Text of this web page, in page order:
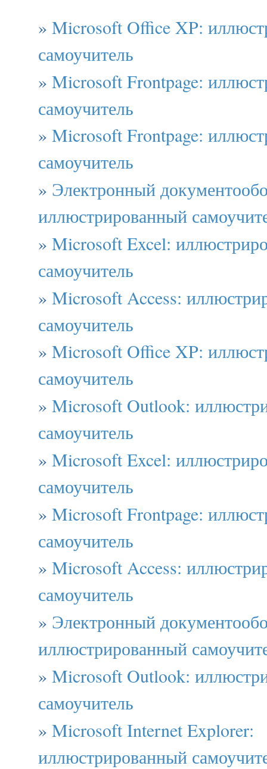
» Microsoft Office XP:
самоучитель
» Microsoft Frontpage:
самоучитель
» Microsoft Frontpage:
самоучитель
» Электронный
иллюстрированный
» Microsoft Excel:
самоучитель
» Microsoft Access:
самоучитель
» Microsoft Office XP:
самоучитель
» Microsoft Outlook:
самоучитель
» Microsoft Excel:
самоучитель
» Microsoft Frontpage:
самоучитель
» Microsoft Access:
самоучитель
» Электронный
иллюстрированный
» Microsoft Outlook:
самоучитель
» Microsoft Internet Explorer:
иллюстрированный